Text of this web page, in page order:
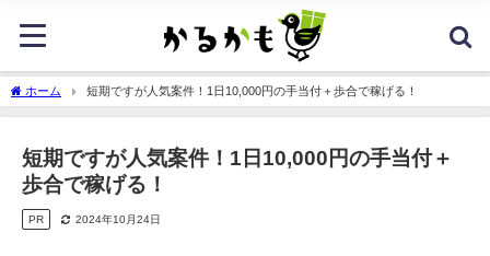
ホーム 短期ですが人気案件！1日10,000円の手当付＋歩合で稼げる！
短期ですが人気案件！1日10,000円の手当付＋
歩合で稼げる！
PR 2024年10月24日